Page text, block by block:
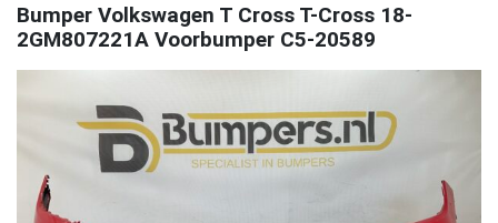
Bumper Volkswagen T Cross T-Cross 18-
2GM807221A Voorbumper C5-20589